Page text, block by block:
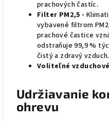
prachových častíc.
Filter PM2,5 -
vybavené filtrom
prachové častice
odstraňuje 99,9 %
čistý a zdravý vzduch.
Voliteľné
Udržiavanie
ohrevu